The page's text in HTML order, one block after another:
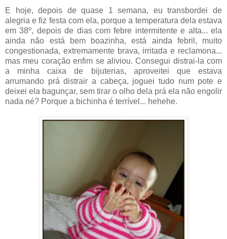
E hoje, depois de quase 1 semana, eu transbordei de
alegria e fiz festa com ela, porque a temperatura dela estava
em 38º, depois de dias com febre intermitente e alta... ela
ainda não está bem boazinha, está ainda febril, muito
congestionada, extremamente brava, irritada e reclamona...
mas meu coração enfim se aliviou. Consegui distrai-la com
a minha caixa de bijuterias, aproveitei que estava
arrumando prá distrair a cabeça, joguei tudo num pote e
deixei ela bagunçar, sem tirar o olho dela prá ela não engolir
nada né? Porque a bichinha é terrível... hehehe.